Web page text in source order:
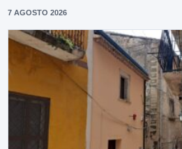
7 AGOSTO 2026